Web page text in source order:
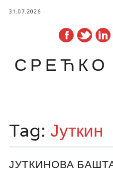
31.07.2026
СРЕЋКО
content
Tag: Јуткин
ЈУТКИНОВА